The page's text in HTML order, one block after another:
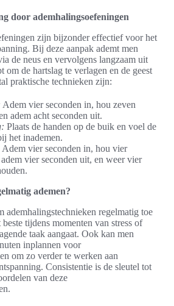
door ademhalingsoefeningen
zijn bijzonder effectief voor het
Bij deze aanpak ademt men
de neus en vervolgens langzaam uit
om de hartslag te verlagen en de geest
praktische technieken zijn:
Adem vier seconden in, hou zeven
adem acht seconden uit.
Plaats de handen op de buik en voel de
het inademen.
Adem vier seconden in, hou vier
vier seconden uit, en weer vier
ademen?
ademhalingstechnieken regelmatig toe
tijdens momenten van stress of
taak aangaat. Ook kan men
inplannen voor
om zo verder te werken aan
Consistentie is de sleutel tot
van deze